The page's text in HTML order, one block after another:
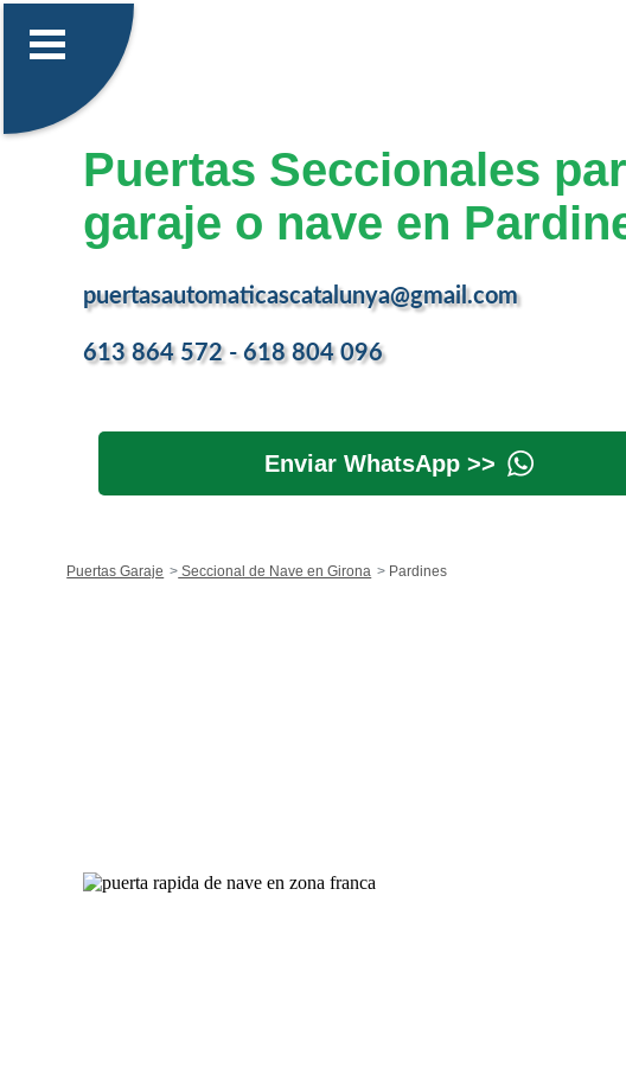
Puertas Seccionales
garaje o nave en
puertasautomaticascatalunya@gmail.com
613 864 572 - 618 804 096
Enviar WhatsApp >>
Puertas Garaje Seccional de Nave en Girona Pardines